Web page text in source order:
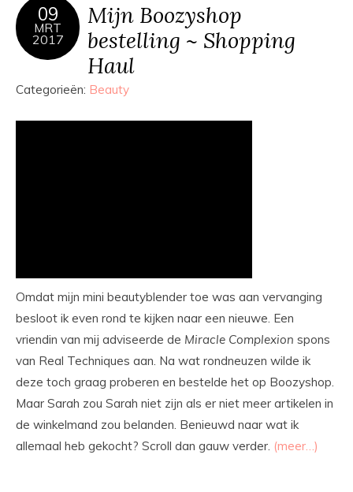
09
MRT
2017
Mijn Boozyshop
bestelling ~ Shopping
Haul
Categorieën: Beauty
Omdat mijn mini beautyblender toe was aan vervanging
besloot ik even rond te kijken naar een nieuwe. Een
vriendin van mij adviseerde de Miracle Complexion spons
van Real Techniques aan. Na wat rondneuzen wilde ik
deze toch graag proberen en bestelde het op Boozyshop.
Maar Sarah zou Sarah niet zijn als er niet meer artikelen in
de winkelmand zou belanden. Benieuwd naar wat ik
allemaal heb gekocht? Scroll dan gauw verder. (meer…)